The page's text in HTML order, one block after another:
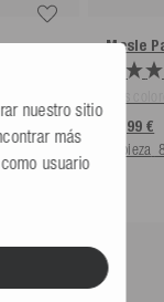
Mesle
34,99 €
pieza
nuestro sitio
más
usuario